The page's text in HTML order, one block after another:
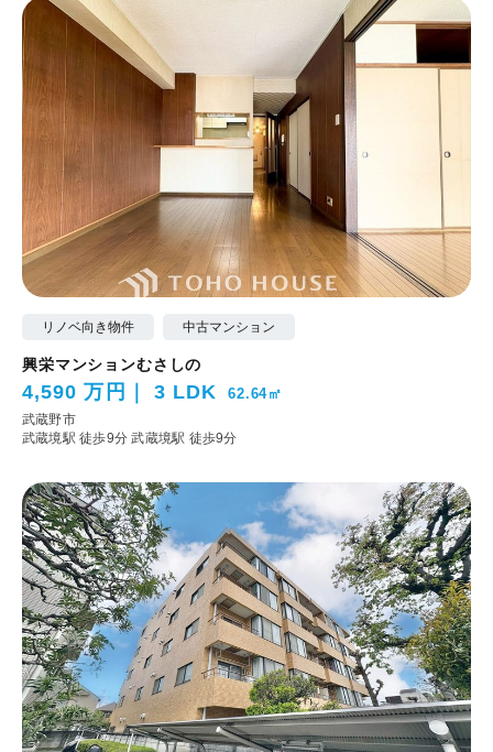
リノベ向き物件 中古マンション
興栄マンションむさしの
4,590 万円 3 LDK 62.64㎡
武蔵野市
武蔵境駅 徒歩9分武蔵境駅 徒歩9分